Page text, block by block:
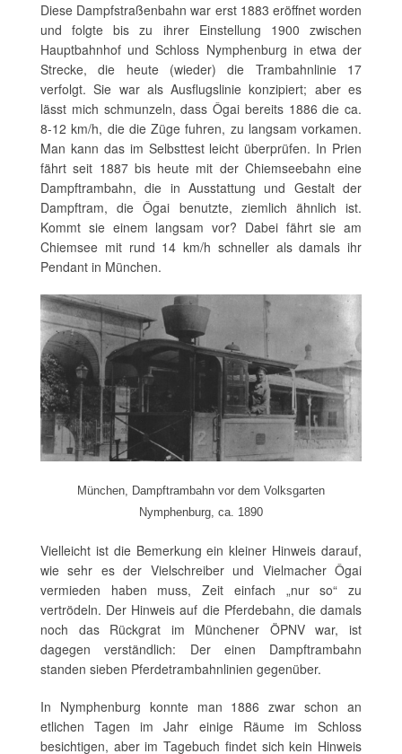
Diese Dampfstraßenbahn war erst 1883 eröffnet worden
und folgte bis zu ihrer Einstellung 1900 zwischen
Hauptbahnhof und Schloss Nymphenburg in etwa der
Strecke, die heute (wieder) die Trambahnlinie 17
verfolgt. Sie war als Ausflugslinie konzipiert; aber es
lässt mich schmunzeln, dass Ôgai bereits 1886 die ca.
8-12 km/h, die die Züge fuhren, zu langsam vorkamen.
Man kann das im Selbsttest leicht überprüfen. In Prien
fährt seit 1887 bis heute mit der Chiemseebahn eine
Dampftrambahn, die in Ausstattung und Gestalt der
Dampftram, die Ôgai benutzte, ziemlich ähnlich ist.
Kommt sie einem langsam vor? Dabei fährt sie am
Chiemsee mit rund 14 km/h schneller als damals ihr
Pendant in München.
München, Dampftrambahn vor dem Volksgarten
Nymphenburg, ca. 1890
Vielleicht ist die Bemerkung ein kleiner Hinweis darauf,
wie sehr es der Vielschreiber und Vielmacher Ôgai
vermieden haben muss, Zeit einfach „nur so“ zu
vertrödeln. Der Hinweis auf die Pferdebahn, die damals
noch das Rückgrat im Münchener ÖPNV war, ist
dagegen verständlich: Der einen Dampftrambahn
standen sieben Pferdetrambahnlinien gegenüber.
In Nymphenburg konnte man 1886 zwar schon an
etlichen Tagen im Jahr einige Räume im Schloss
besichtigen, aber im Tagebuch findet sich kein Hinweis